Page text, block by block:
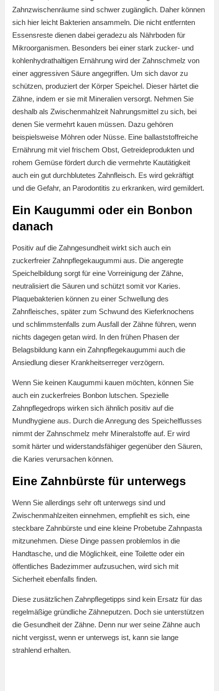
Zahnzwischenräume sind schwer zugänglich. Daher können
sich hier leicht Bakterien ansammeln. Die nicht entfernten
Essensreste dienen dabei geradezu als Nährboden für
Mikroorganismen. Besonders bei einer stark zucker- und
kohlenhydrathaltigen Ernährung wird der Zahnschmelz von
einer aggressiven Säure angegriffen. Um sich davor zu
schützen, produziert der Körper Speichel. Dieser härtet die
Zähne, indem er sie mit Mineralien versorgt. Nehmen Sie
deshalb als Zwischenmahlzeit Nahrungsmittel zu sich, bei
denen Sie vermehrt kauen müssen. Dazu gehören
beispielsweise Möhren oder Nüsse. Eine ballaststoffreiche
Ernährung mit viel frischem Obst, Getreideprodukten und
rohem Gemüse fördert durch die vermehrte Kautätigkeit
auch ein gut durchblutetes Zahnfleisch. Es wird gekräftigt
und die Gefahr, an Parodontitis zu erkranken, wird gemildert.
Ein Kaugummi oder ein Bonbon
danach
Positiv auf die Zahngesundheit wirkt sich auch ein
zuckerfreier Zahnpflegekaugummi aus. Die angeregte
Speichelbildung sorgt für eine Vorreinigung der Zähne,
neutralisiert die Säuren und schützt somit vor Karies.
Plaquebakterien können zu einer Schwellung des
Zahnfleisches, später zum Schwund des Kieferknochens
und schlimmstenfalls zum Ausfall der Zähne führen, wenn
nichts dagegen getan wird. In den frühen Phasen der
Belagsbildung kann ein Zahnpflegekaugummi auch die
Ansiedlung dieser Krankheitserreger verzögern.
Wenn Sie keinen Kaugummi kauen möchten, können Sie
auch ein zuckerfreies Bonbon lutschen. Spezielle
Zahnpflegedrops wirken sich ähnlich positiv auf die
Mundhygiene aus. Durch die Anregung des Speichelflusses
nimmt der Zahnschmelz mehr Mineralstoffe auf. Er wird
somit härter und widerstandsfähiger gegenüber den Säuren,
die Karies verursachen können.
Eine Zahnbürste für unterwegs
Wenn Sie allerdings sehr oft unterwegs sind und
Zwischenmahlzeiten einnehmen, empfiehlt es sich, eine
steckbare Zahnbürste und eine kleine Probetube Zahnpasta
mitzunehmen. Diese Dinge passen problemlos in die
Handtasche, und die Möglichkeit, eine Toilette oder ein
öffentliches Badezimmer aufzusuchen, wird sich mit
Sicherheit ebenfalls finden.
Diese zusätzlichen Zahnpflegetipps sind kein Ersatz für das
regelmäßige gründliche Zähneputzen. Doch sie unterstützen
die Gesundheit der Zähne. Denn nur wer seine Zähne auch
nicht vergisst, wenn er unterwegs ist, kann sie lange
strahlend erhalten.